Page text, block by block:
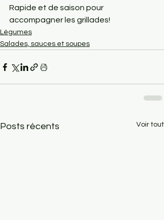
Rapide et de saison pour
accompagner les grillades!
Légumes
Salades, sauces et soupes
Posts récents Voir tout